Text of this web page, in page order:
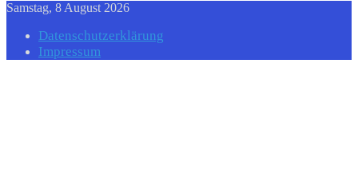
Samstag, 8 August 2026
Datenschutzerklärung
Impressum